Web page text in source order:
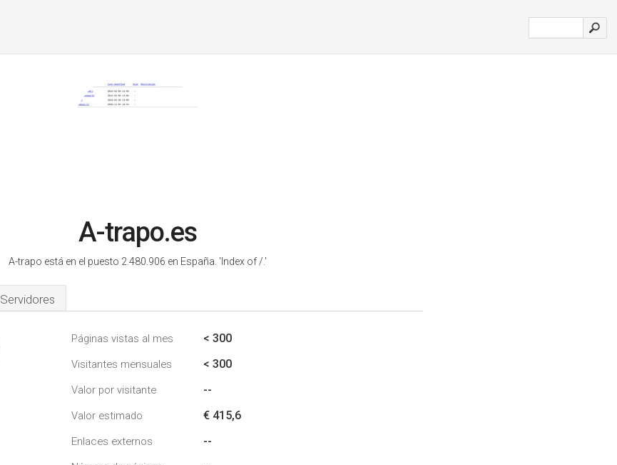
A-trapo.es
A-trapo está en el puesto 2.480.906 en España. 'Index of /.'
Servidores
Páginas vistas al mes < 300
Visitantes mensuales < 300
Valor por visitante --
Valor estimado € 415,6
Enlaces externos --